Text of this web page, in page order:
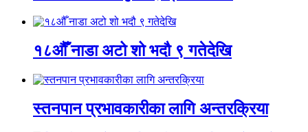
१८औँ नाडा अटो शो भदौ ९ गतेदेखि
स्तनपान प्रभावकारीका लागि अन्तरक्रिया